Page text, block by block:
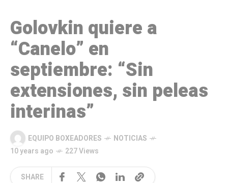
Golovkin quiere a
“Canelo” en
septiembre: “Sin
extensiones, sin peleas
interinas”
EQUIPO BOXEADORES
NOTICIAS
10 years ago
227 Views
SHARE